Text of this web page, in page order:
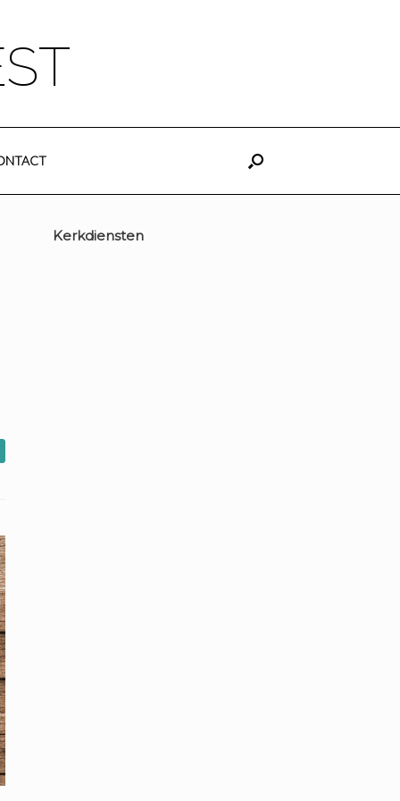
Kerkdiensten